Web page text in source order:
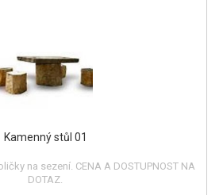
Kamenný stůl 01
na sezení. CENA A DOSTUPNOST NA
DOTAZ.